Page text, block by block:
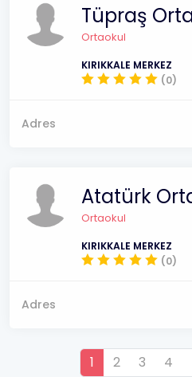
Tüpraş
Ortaokul
KIRIKKALE MERKEZ
(0)
Adres
Atatürk
Ortaokul
KIRIKKALE MERKEZ
(0)
Adres
1 2 3 4